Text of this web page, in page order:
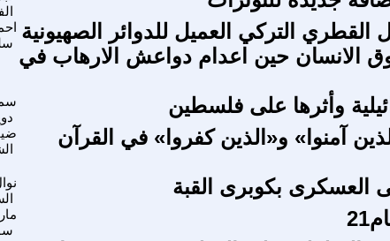
القطري التركي العميل للدوائر الصهيونية
حين اعدام دواعش الارهاب في
وأثرها على فلسطين
آمنوا» و«الذين كفروا» في القرآن
العسكرى بكوبرى القبة